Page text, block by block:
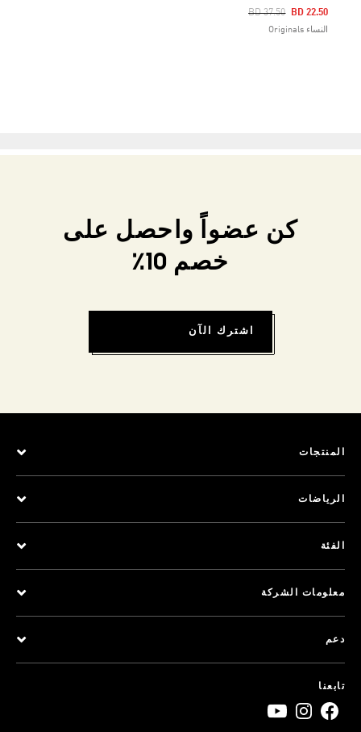
Price Reduced From
BD 37.50
To BD 22.50
النساء Originals
كن عضواً واحصل على
خصم 10٪
اشترك الآن
المنتجات
الرياضات
الفئة
معلومات الشركة
دعم
تابعنا